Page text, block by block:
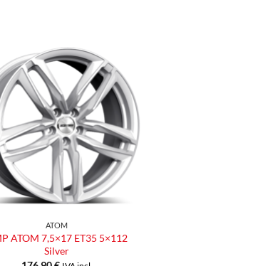
Aggiungi
alla lista
dei
desideri
ATOM
ATOM 7,5×17 ET35 5×112
Silver